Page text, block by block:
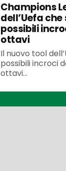
Champions
dell’Uefa che
possibili
ottavi
Il nuovo tool
possibili incroci
ottavi...